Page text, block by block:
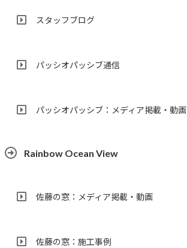
スタッフブログ
パッシオパッシブ通信
パッシオパッシブ：メディア掲載・動画
Rainbow Ocean View
佐藤の窓：メディア掲載・動画
佐藤の窓：施工事例